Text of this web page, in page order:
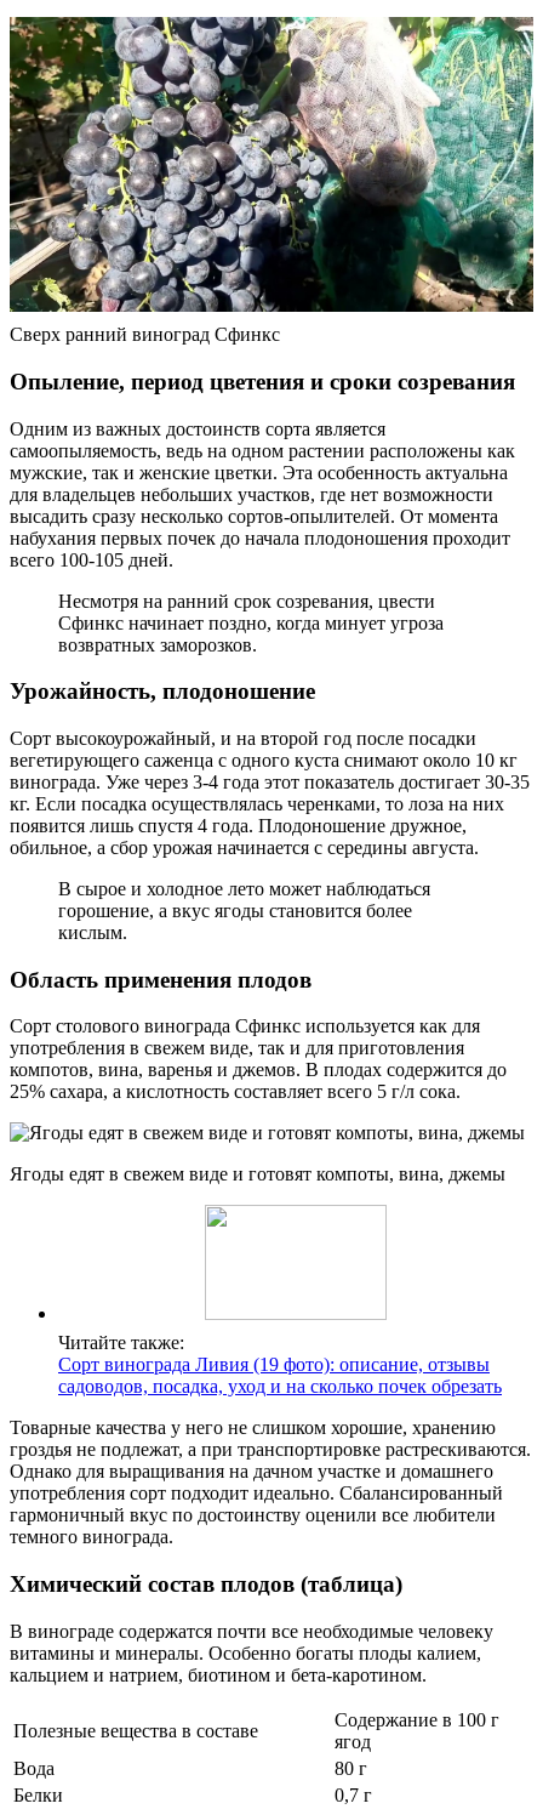
Сверх ранний виноград Сфинкс
Опыление, период цветения и сроки созревания
Одним из важных достоинств сорта является
самоопыляемость, ведь на одном растении расположены как
мужские, так и женские цветки. Эта особенность актуальна
для владельцев небольших участков, где нет возможности
высадить сразу несколько сортов-опылителей. От момента
набухания первых почек до начала плодоношения проходит
всего 100-105 дней.
Несмотря на ранний срок созревания, цвести
Сфинкс начинает поздно, когда минует угроза
возвратных заморозков.
Урожайность, плодоношение
Сорт высокоурожайный, и на второй год после посадки
вегетирующего саженца с одного куста снимают около 10 кг
винограда. Уже через 3-4 года этот показатель достигает 30-35
кг. Если посадка осуществлялась черенками, то лоза на них
появится лишь спустя 4 года. Плодоношение дружное,
обильное, а сбор урожая начинается с середины августа.
В сырое и холодное лето может наблюдаться
горошение, а вкус ягоды становится более
кислым.
Область применения плодов
Сорт столового винограда Сфинкс используется как для
употребления в свежем виде, так и для приготовления
компотов, вина, варенья и джемов. В плодах содержится до
25% сахара, а кислотность составляет всего 5 г/л сока.
Ягоды едят в свежем виде и готовят компоты, вина, джемы
Читайте также:
Сорт винограда Ливия (19 фото): описание, отзывы
садоводов, посадка, уход и на сколько почек обрезать
Товарные качества у него не слишком хорошие, хранению
гроздья не подлежат, а при транспортировке растрескиваются.
Однако для выращивания на дачном участке и домашнего
употребления сорт подходит идеально. Сбалансированный
гармоничный вкус по достоинству оценили все любители
темного винограда.
Химический состав плодов (таблица)
В винограде содержатся почти все необходимые человеку
витамины и минералы. Особенно богаты плоды калием,
кальцием и натрием, биотином и бета-каротином.
Полезные вещества в составе
Содержание в 100 г
ягод
Вода
80 г
Белки
0,7 г